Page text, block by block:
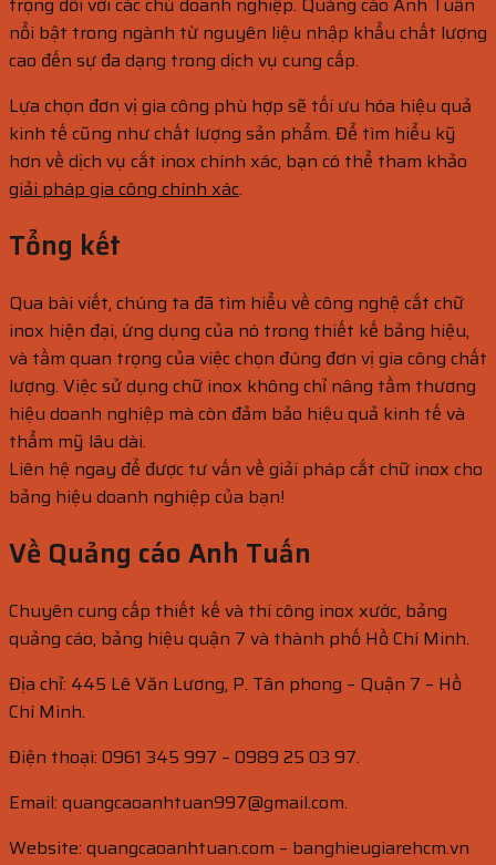
nổi bật trong ngành từ nguyên liệu nhập khẩu chất lượng
cao đến sự đa dạng trong dịch vụ cung cấp.
Lựa chọn đơn vị gia công phù hợp sẽ tối ưu hóa hiệu quả
kinh tế cũng như chất lượng sản phẩm. Để tìm hiểu kỹ
hơn về dịch vụ cắt inox chính xác, bạn có thể tham khảo
giải pháp gia công chính xác.
Tổng kết
Qua bài viết, chúng ta đã tìm hiểu về công nghệ cắt chữ
inox hiện đại, ứng dụng của nó trong thiết kế bảng hiệu,
và tầm quan trọng của việc chọn đúng đơn vị gia công chất
lượng. Việc sử dụng chữ inox không chỉ nâng tầm thương
hiệu doanh nghiệp mà còn đảm bảo hiệu quả kinh tế và
thẩm mỹ lâu dài.
Liên hệ ngay để được tư vấn về giải pháp cắt chữ inox cho
bảng hiệu doanh nghiệp của bạn!
Về Quảng cáo Anh Tuấn
Chuyên cung cấp thiết kế và thi công inox xước, bảng
quảng cáo, bảng hiệu quận 7 và thành phố Hồ Chí Minh.
Địa chỉ: 445 Lê Văn Lương, P. Tân phong – Quận 7 – Hồ
Chí Minh.
Điện thoại: 0961 345 997 – 0989 25 03 97.
Email: quangcaoanhtuan997@gmail.com.
Website: quangcaoanhtuan.com – banghieugiarehcm.vn